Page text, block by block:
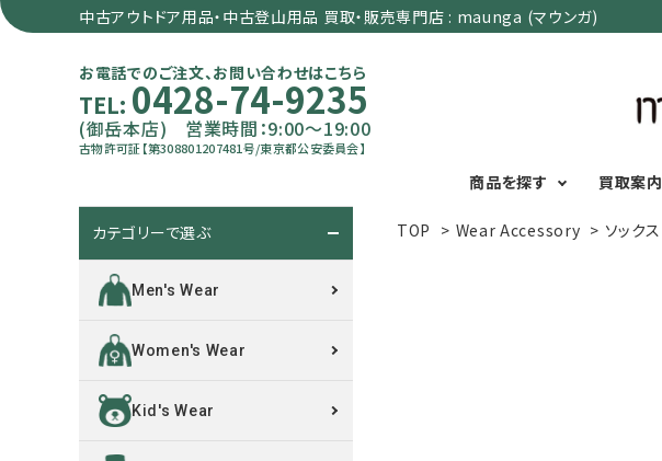
中古アウトドア用品・中古登山用品 買取・販売専門店 : maunga (マウンガ)
お電話でのご注文、お問い合わせはこちら
TEL: 0428-74-9235
(御岳本店) 営業時間：9:00～19:00
古物許可証【第308801207481号/東京都公安委員会】
商品を探す 買取案内
TOP > Wear Accessory > ソックス
カテゴリーで選ぶ
Men's Wear
Women's Wear
Kid's Wear